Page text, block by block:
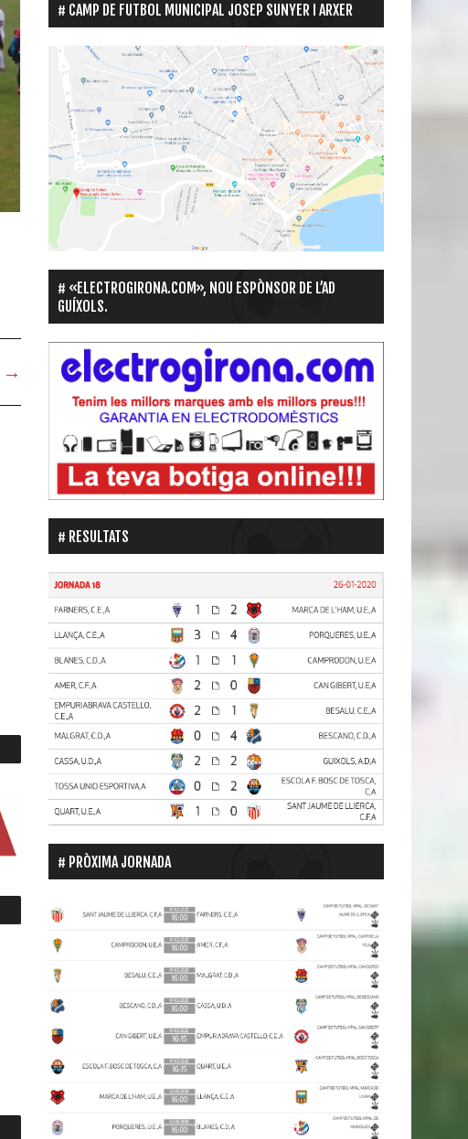
→
CAMP DE FUTBOL MUNICIPAL JOSEP SUNYER I ARXER
«ELECTROGIRONA.COM», NOU ESPÒNSOR DE L’AD
GUÍXOLS.
RESULTATS
PRÒXIMA JORNADA